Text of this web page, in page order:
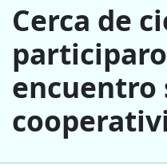
Cerca de
encuentro